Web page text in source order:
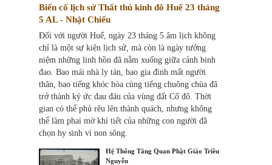
Biến cố lịch sử Thất thủ kinh đô Huế 23 tháng
5 AL - Nhật Chiếu
Đối với người Huế, ngày 23 tháng 5 âm lịch không
chỉ là một sự kiện lịch sử, mà còn là ngày tưởng
niệm những linh hồn đã nằm xuống giữa cảnh binh
đao. Bao mái nhà ly tán, bao gia đình mất người
thân, bao tiếng khóc hòa cùng tiếng chuông chùa đã
trở thành ký ức đau đáu của vùng đất Cố đô. Thời
gian có thể phủ rêu lên thành quách, nhưng không
thể làm phai mờ khí tiết của những con người đã
chọn hy sinh vì non sông.
Hệ Thống Tăng Quan Phật Giáo Triều
Nguyễn